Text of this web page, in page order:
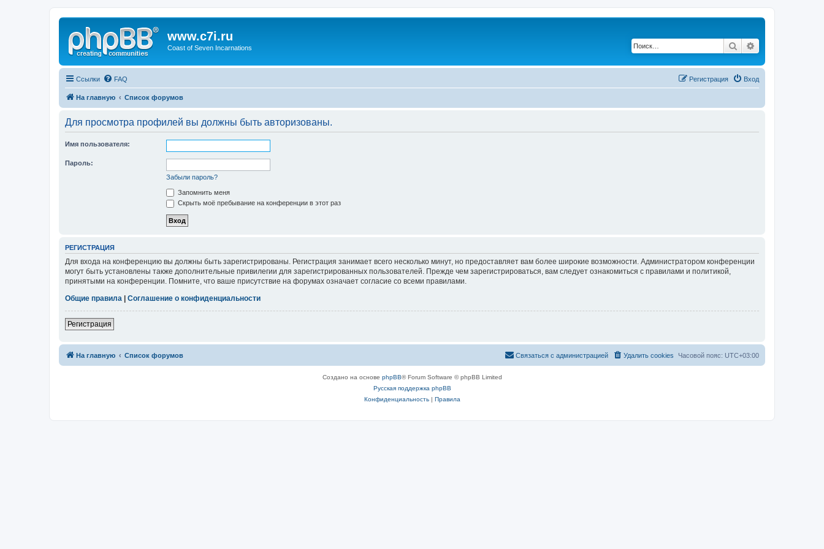
www.c7i.ru
Coast of Seven Incarnations Поиск
Ссылки FAQ Вход
Регистрация
На главную Список форумов
Для просмотра профилей вы должны быть авторизованы.
Имя пользователя:
Пароль:
Забыли пароль?
Запомнить меня
Скрыть моё пребывание на конференции в этот раз
РЕГИСТРАЦИЯ
Для входа на конференцию вы должны быть зарегистрированы. Регистрация занимает всего несколько минут, но предоставляет вам более широкие возможности. Администратором конференции
могут быть установлены также дополнительные привилегии для зарегистрированных пользователей. Прежде чем зарегистрироваться, вам следует ознакомиться с правилами и политикой,
принятыми на конференции. Помните, что ваше присутствие на форумах означает согласие со всеми правилами.
Общие правила
Соглашение о конфиденциальности
Регистрация
На главную Список форумов Часовой пояс: UTC+03:00
Удалить cookies
Связаться с администрацией
Создано на основе phpBB® Forum Software © phpBB Limited
Русская поддержка phpBB
Конфиденциальность| Правила